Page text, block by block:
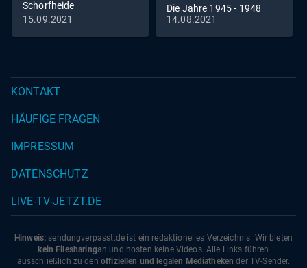
Schorfheide
15.09.2021
Die Jahre 1945 - 1948
14.08.2021
KONTAKT
HÄUFIGE FRAGEN
IMPRESSUM
DATENSCHUTZ
LIVE-TV-JETZT.DE
Hinweis: sendungverpasst.de ist ein redaktionelles Verzeichnis. Wir bieten
kein Filesharingan und hosten keine Videos. Alle Links führen
ausschließlich zu den offiziellen und legalen Mediatheken der TV-Sender.